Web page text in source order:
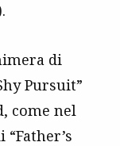
di
Pursuit”
come nel